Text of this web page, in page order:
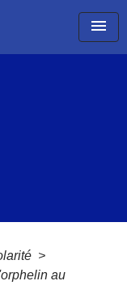
menu
>
au